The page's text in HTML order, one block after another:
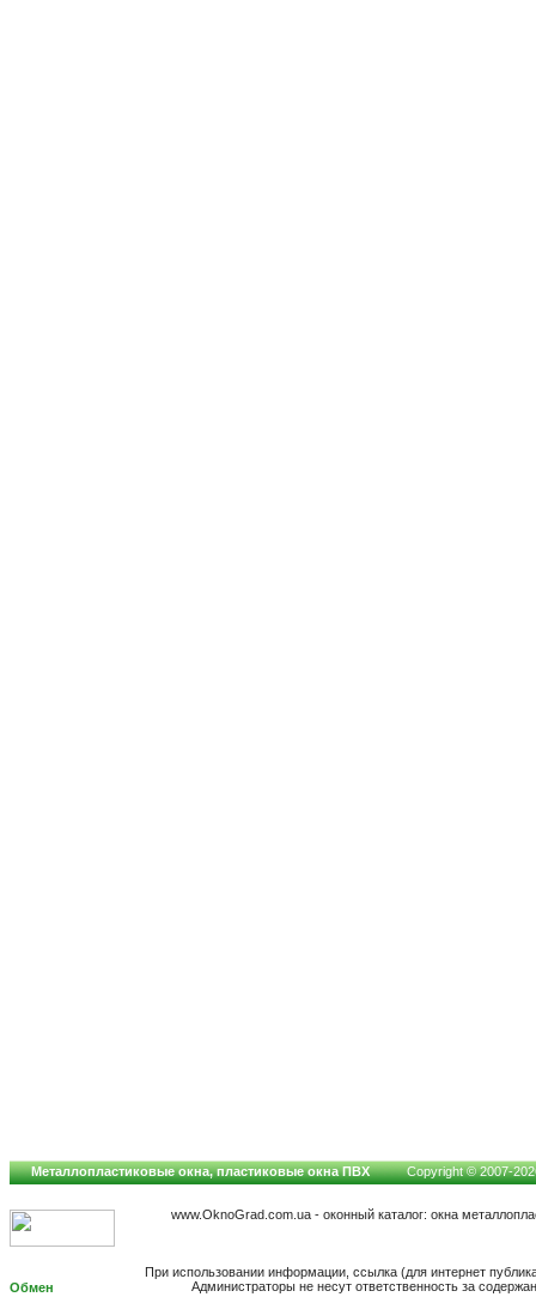
Металлопластиковые окна, пластиковые окна ПВХ Copyright © 2007-
www.OknoGrad.com.ua - оконный каталог: окна
При использовании информации, ссылка (для интернет
Администраторы не несут ответственность за
Обмен